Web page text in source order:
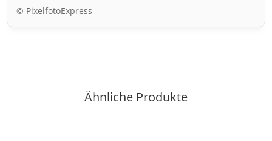
© PixelfotoExpress
Ähnliche Produkte